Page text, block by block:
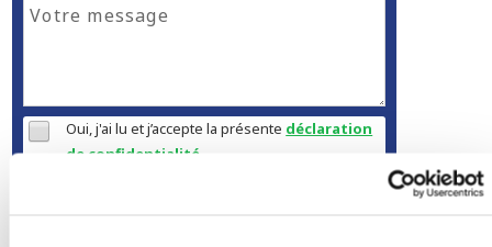
Oui, j'ai lu et j’accepte la présente déclaration
de confidentialité